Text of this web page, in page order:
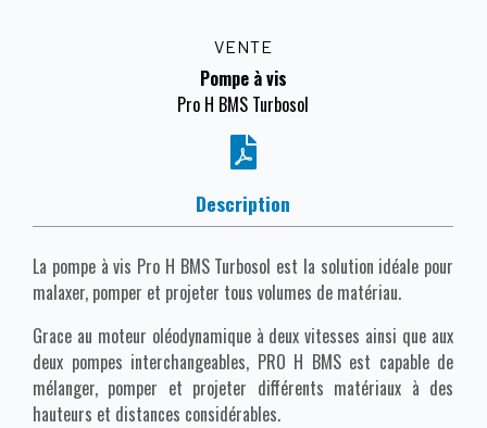
VENTE
Pompe à vis
Pro H BMS Turbosol
Description
La pompe à vis Pro H BMS Turbosol est la solution idéale pour
malaxer, pomper et projeter tous volumes de matériau.
Grace au moteur oléodynamique à deux vitesses ainsi que aux
deux pompes interchangeables, PRO H BMS est capable de
mélanger, pomper et projeter différents matériaux à des
hauteurs et distances considérables.